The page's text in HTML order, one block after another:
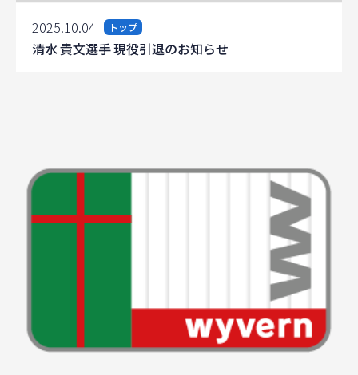
2025.10.04 トップ
清水 貴文選手 現役引退のお知らせ